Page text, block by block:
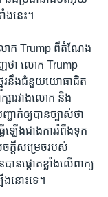
ង​នេះ។
លោក Trump ពី​តំណែង​
ថា លោក Trump
ថ្នូរ​នឹង​ជំនួយ​យោធា​ជិត
សា​រវាង​លោក និង​
ជាក់​ឲ្យ​បាន​ច្បាស់​ថា​
ឡើង​ជាង​ការ​រំពឹង​ទុក​
ក្ដី​សម្រេច​របស់​
ាន​ផ្ដោត​ខ្លាំង​លើ​ពាក្យ​
នោះ​ទេ។